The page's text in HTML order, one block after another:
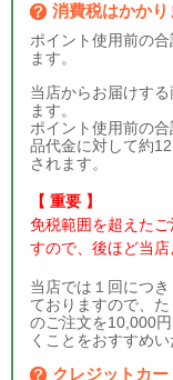
消費税はかかり
ポイント使用前の
ます。
当店からお届けす
ます。
ポイント使用前の
品代金に対して約
されます。
【 重要 】
免税範囲を超えた
すので、後ほど当店
当店では１回につ
ておりますので、
のご注文を10,000
くことをおすすめい
クレジットカ